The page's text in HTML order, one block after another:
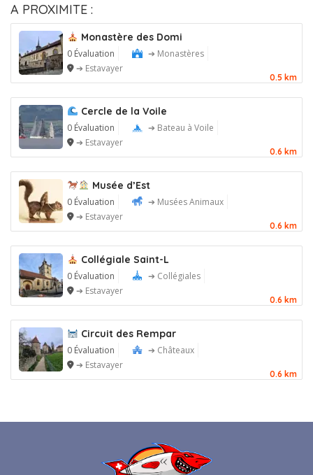
A PROXIMITE :
Monastère des Domi
0 Évaluation
➔ Monastères
➔ Estavayer
0.5 km
Cercle de la Voile
0 Évaluation
➔ Bateau à Voile
➔ Estavayer
0.6 km
Musée d’Est
0 Évaluation
➔ Musées Animaux
➔ Estavayer
0.6 km
Collégiale Saint-L
0 Évaluation
➔ Collégiales
➔ Estavayer
0.6 km
Circuit des Rempar
0 Évaluation
➔ Châteaux
➔ Estavayer
0.6 km